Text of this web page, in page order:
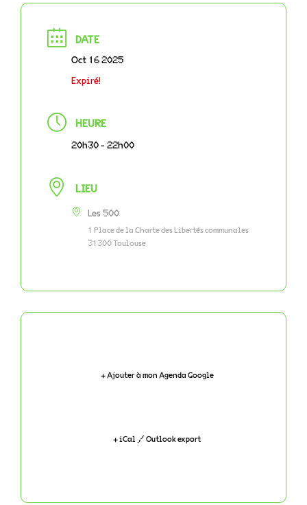
DATE
Oct 16 2025
Expiré!
HEURE
20h30 - 22h00
LIEU
Les 500
1 Place de la Charte des Libertés communales
31300 Toulouse
+ Ajouter à mon Agenda Google
+ iCal / Outlook export